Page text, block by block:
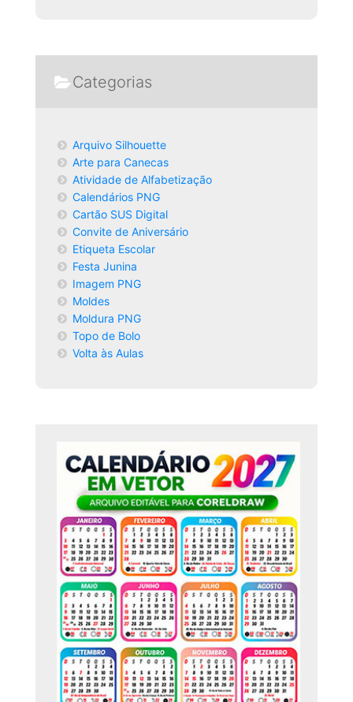
Categorias
Arquivo Silhouette
Arte para Canecas
Atividade de Alfabetização
Calendários PNG
Cartão SUS Digital
Convite de Aniversário
Etiqueta Escolar
Festa Junina
Imagem PNG
Moldes
Moldura PNG
Topo de Bolo
Volta às Aulas